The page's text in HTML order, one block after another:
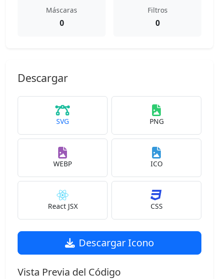
Máscaras
0
Filtros
0
Descargar
SVG PNG
WEBP ICO
React JSX CSS
Descargar Icono
Vista Previa del Código